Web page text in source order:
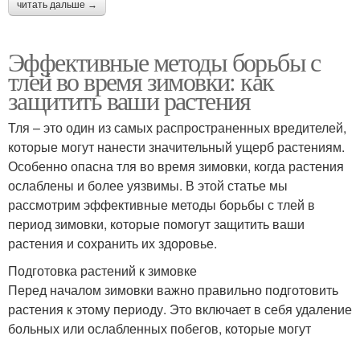
читать дальше →
Эффективные методы борьбы с
тлей во время зимовки: как
защитить ваши растения
Тля – это один из самых распространенных вредителей,
которые могут нанести значительный ущерб растениям.
Особенно опасна тля во время зимовки, когда растения
ослаблены и более уязвимы. В этой статье мы
рассмотрим эффективные методы борьбы с тлей в
период зимовки, которые помогут защитить ваши
растения и сохранить их здоровье.
Подготовка растений к зимовке
Перед началом зимовки важно правильно подготовить
растения к этому периоду. Это включает в себя удаление
больных или ослабленных побегов, которые могут